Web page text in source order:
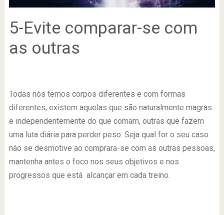
5-Evite comparar-se com
as outras
Todas nós temos corpos diferentes e com formas
diferentes, existem aquelas que são naturalmente magras
e independentemente do que comam, outras que fazem
uma luta diária para perder peso. Seja qual for o seu caso
não se desmotive ao comprara-se com as outras pessoas,
mantenha antes o foco nos seus objetivos e nos
progressos que está alcançar em cada treino.